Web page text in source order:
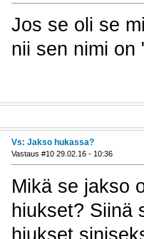
Jos se oli se
nii sen nimi on
Vs: Jakso hukassa?
Vastaus #10 29.02.16 - 10:36
Mikä se jakso
hiukset? Siinä
hiukset